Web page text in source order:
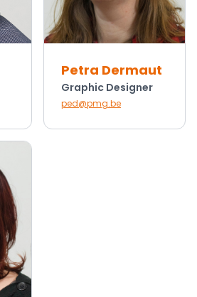
Petra Dermaut
Graphic Designer
ped@pmg.be